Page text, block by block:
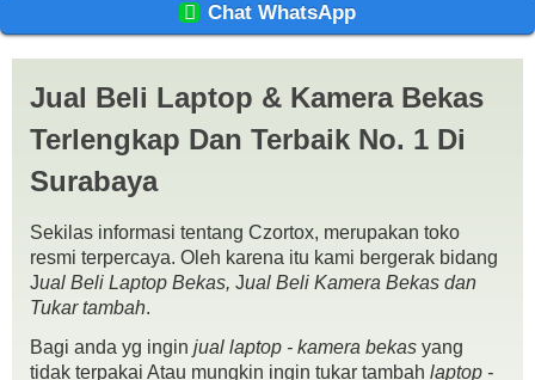
Chat WhatsApp
Lenovo Ideapad 3 N4020 Ram 4gb SSD 256gb BNIB Garansi
Spek :
Jual Beli Laptop & Kamera Bekas
Terlengkap Dan Terbaik No. 1 Di
Surabaya
Sekilas informasi tentang Czortox, merupakan toko
resmi terpercaya. Oleh karena itu kami bergerak bidang
Jual Beli Laptop Bekas, Jual Beli Kamera Bekas dan
Tukar tambah.
Bagi anda yg ingin jual laptop - kamera bekas yang
tidak terpakai Atau mungkin ingin tukar tambah laptop -